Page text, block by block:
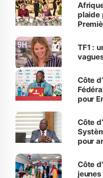
plaide
sur la
TF1 :
Côte
pour
Côte
pour
Côte